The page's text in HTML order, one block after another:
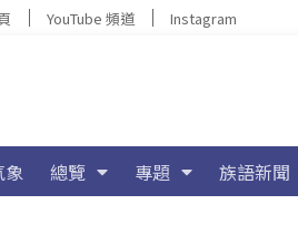
YouTube 頻道 Instagram
象 總覽 專題 族語新聞